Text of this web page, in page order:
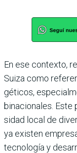
En ese contexto,
Suiza como
géticos,
binacionales.
sidad local de
ya existen
tecno­logía y